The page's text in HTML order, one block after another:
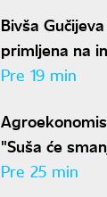
Bivša
primljena na
Zbog ubistva
Pre 19 min
"Suša će
kukuruza i do
Pre 25 min